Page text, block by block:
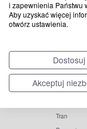
i zapewnienia Państwu
Aby uzyskać więcej
otwórz ustawienia.
Dostosuj
Akceptuj
Witamina D
Witamina C
Tran